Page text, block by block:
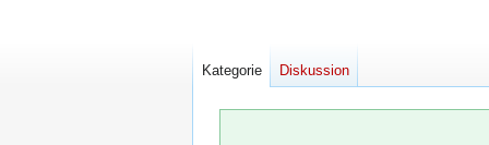
Kategorie Diskussion